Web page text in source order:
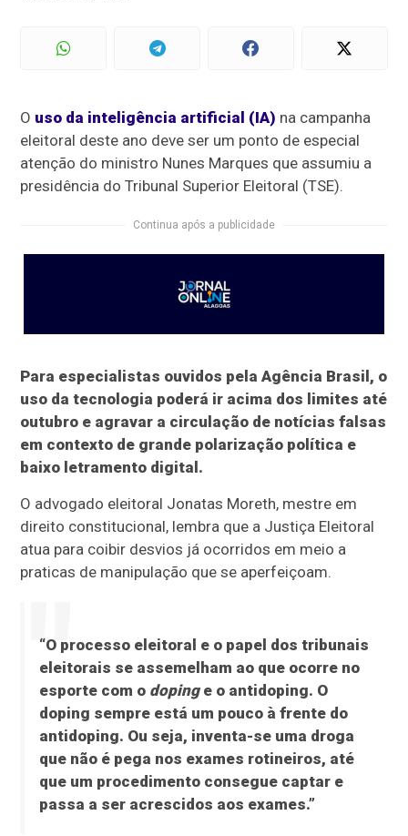
O uso da inteligência artificial (IA) na campanha
eleitoral deste ano deve ser um ponto de especial
atenção do ministro Nunes Marques que assumiu a
presidência do Tribunal Superior Eleitoral (TSE).
Continua após a publicidade
Para especialistas ouvidos pela Agência Brasil, o
uso da tecnologia poderá ir acima dos limites até
outubro e agravar a circulação de notícias falsas
em contexto de grande polarização política e
baixo letramento digital.
O advogado eleitoral Jonatas Moreth, mestre em
direito constitucional, lembra que a Justiça Eleitoral
atua para coibir desvios já ocorridos em meio a
praticas de manipulação que se aperfeiçoam.
“O processo eleitoral e o papel dos tribunais
eleitorais se assemelham ao que ocorre no
esporte com o dopinge o antidoping. O
doping sempre está um pouco à frente do
antidoping. Ou seja, inventa-se uma droga
que não é pega nos exames rotineiros, até
que um procedimento consegue captar e
passa a ser acrescidos aos exames.”